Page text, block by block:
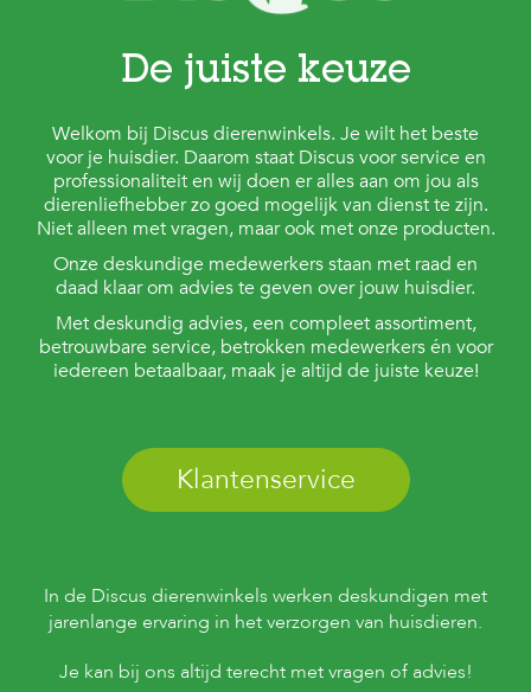
De juiste keuze
Welkom bij Discus dierenwinkels. Je wilt het beste
voor je huisdier. Daarom staat Discus voor service en
professionaliteit en wij doen er alles aan om jou als
dierenliefhebber zo goed mogelijk van dienst te zijn.
Niet alleen met vragen, maar ook met onze producten.
Onze deskundige medewerkers staan met raad en
daad klaar om advies te geven over jouw huisdier.
Met deskundig advies, een compleet assortiment,
betrouwbare service, betrokken medewerkers én voor
iedereen betaalbaar, maak je altijd de juiste keuze!
Klantenservice
In de Discus dierenwinkels werken deskundigen met
jarenlange ervaring in het verzorgen van huisdieren.
Je kan bij ons altijd terecht met vragen of advies!